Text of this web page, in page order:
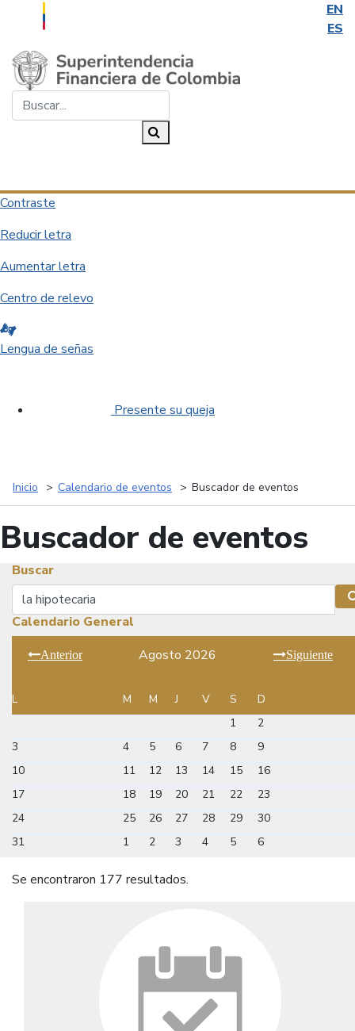
EN
ES
Saltar al contenido principal
Contraste
Reducir letra
Aumentar letra
Centro de relevo
Lengua de señas
Presente su queja
Inicio Calendario de eventos Buscador de eventos
Buscador de eventos
Buscar
Buscar
Calendario General
Anterior Agosto 2026 Siguiente
L M M J V S
D
1
2
3
4 5 6 7 8
9
10
11 12 13 14 15
16
17
18 19 20 21 22
23
24
25 26 27 28 29
30
31
1 2 3 4 5 6
Se encontraron 177 resultados.